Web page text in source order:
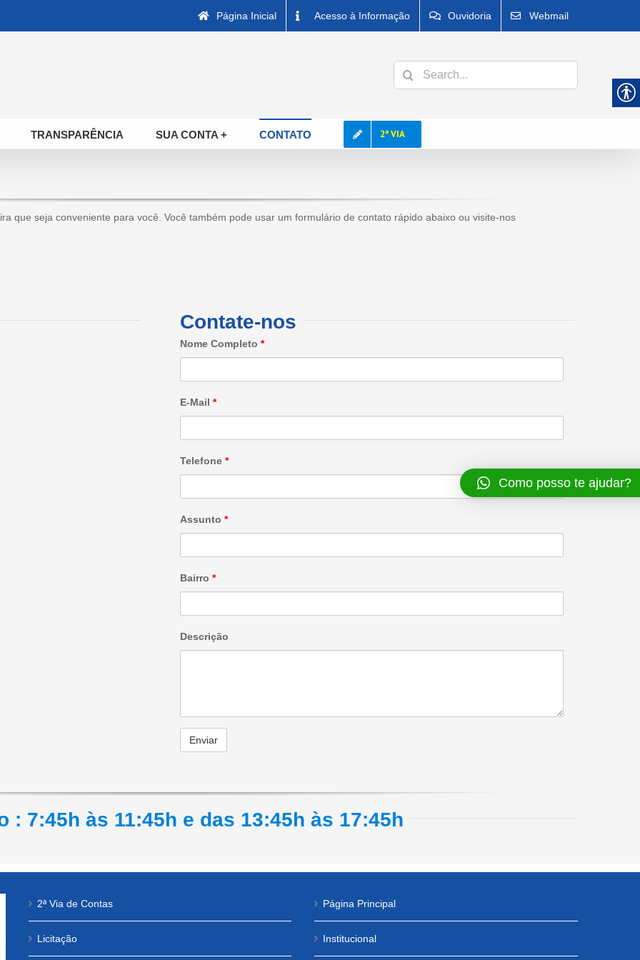
Página Inicial Acesso à Informação Ouvidoria Webmail
Search
for:
TRANSPARÊNCIA SUA CONTA + CONTATO 2ª VIA
que seja conveniente para você. Você também pode usar um formulário de contato rápido abaixo ou visite-nos
Contate-nos
Nome Completo*
E-Mail*
Telefone*
Assunto*
Bairro*
Descrição
: 7:45h às 11:45h e das 13:45h às 17:45h
2ª Via de Contas
Licitação
Página Principal
Institucional
Como posso te ajudar?